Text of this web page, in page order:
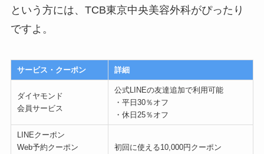
という方には、TCB東京中央美容外科がぴったり
ですよ。
サービス・クーポン 詳細
ダイヤモンド
会員サービス
公式LINEの友達追加で利用可能
・平日30％オフ
・休日25％オフ
LINEクーポン
Web予約クーポン
初回に使える10,000円クーポン